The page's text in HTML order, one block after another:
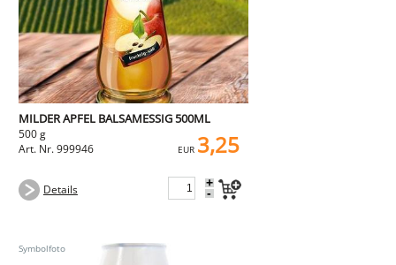
MILDER APFEL BALSAMESSIG 500ML
500 g
Art. Nr. 999946
EUR 3,25
Details +
-